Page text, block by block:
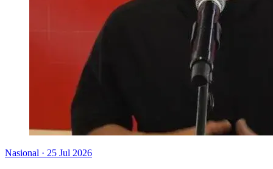
Nasional · 25 Jul 2026